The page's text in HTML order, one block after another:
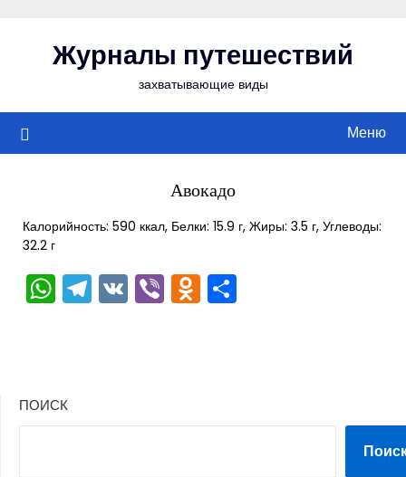
содержимомуЖурналы путешествий
захватывающие виды
Меню
Авокадо
Калорийность: 590 ккал, Белки: 15.9 г, Жиры: 3.5 г, Углеводы:
32.2 г
WhatsApp
Telegram
VKViberOdnoklassniki
ПОИСК